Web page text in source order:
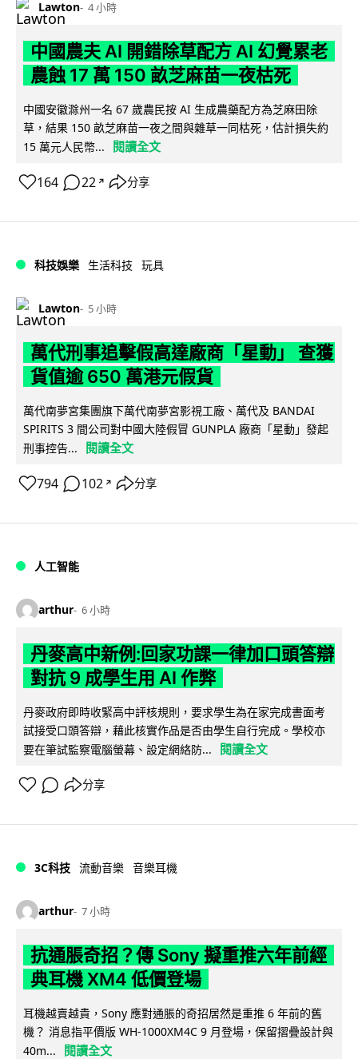
Lawton 4 小時
中國農夫 AI 開錯除草配方 AI 幻覺累老
農蝕 17 萬 150 畝芝麻苗一夜枯死
中國安徽滁州一名 67 歲農民按 AI 生成農藥配方為芝麻田除
草，結果 150 畝芝麻苗一夜之間與雜草一同枯死，估計損失約
15 萬元人民幣...
閱讀全文
164 22 ↗ 分享
科技娛樂 生活科技 玩具
Lawton 5 小時
萬代刑事追擊假高達廠商「星動」 查獲
貨值逾 650 萬港元假貨
萬代南夢宮集團旗下萬代南夢宮影視工廠、萬代及 BANDAI
SPIRITS 3 間公司對中國大陸假冒 GUNPLA 廠商「星動」發起
刑事控告...
閱讀全文
794 102 ↗ 分享
人工智能
arthur 6 小時
丹麥高中新例:回家功課一律加口頭答辯
對抗 9 成學生用 AI 作弊
丹麥政府即時收緊高中評核規則，要求學生為在家完成書面考
試接受口頭答辯，藉此核實作品是否由學生自行完成。學校亦
要在筆試監察電腦螢幕、設定網絡防...
閱讀全文
分享
3C科技 流動音樂 音樂耳機
arthur 7 小時
抗通脹奇招？傳 Sony 擬重推六年前經
典耳機 XM4 低價登場
耳機越賣越貴，Sony 應對通脹的奇招居然是重推 6 年前的舊
機？ 消息指平價版 WH-1000XM4C 9 月登場，保留摺疊設計與
40m...
閱讀全文